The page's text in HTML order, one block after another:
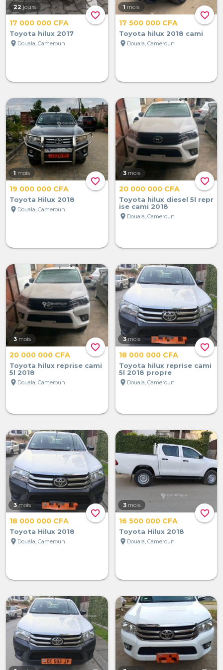
favorite_border
22 jours
17 000 000 CFA
Toyota hilux 2017
location_on Douala, Cameroun
favorite_border
1 mois
17 500 000 CFA
Toyota hilux 2018 cami
location_on Douala, Cameroun
favorite_border
1 mois
19 000 000 CFA
Toyota Hilux 2018
location_on Douala, Cameroun
favorite_border
3 mois
20 000 000 CFA
Toyota hilux diesel 5l repr
ise cami 2018
location_on Douala, Cameroun
favorite_border
3 mois
20 000 000 CFA
Toyota hilux reprise cami
5l 2018
location_on Douala, Cameroun
favorite_border
3 mois
18 000 000 CFA
Toyota hilux reprise cami
5l 2018 propre
location_on Douala, Cameroun
favorite_border
3 mois
18 000 000 CFA
Toyota Hilux 2018
location_on Douala, Cameroun
favorite_border
3 mois
16 500 000 CFA
Toyota Hilux 2018
location_on Douala, Cameroun